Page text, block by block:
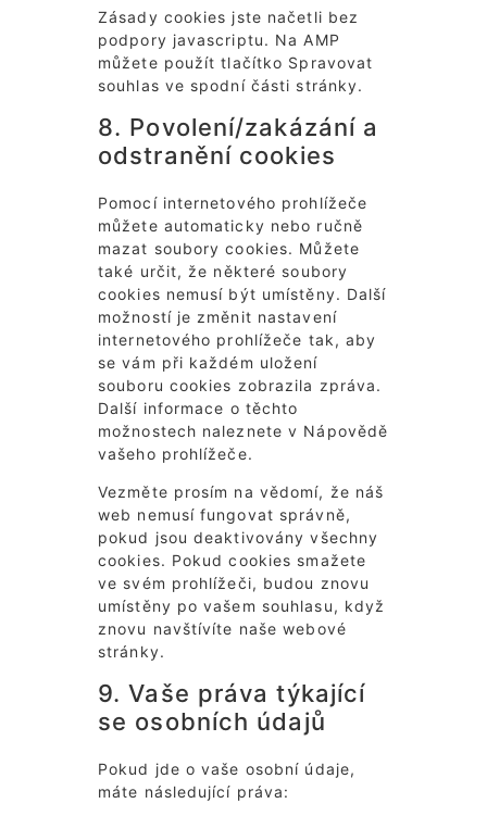
Zásady cookies jste načetli bez
podpory javascriptu. Na AMP
můžete použít tlačítko Spravovat
souhlas ve spodní části stránky.
8. Povolení/zakázání a
odstranění cookies
Pomocí internetového prohlížeče
můžete automaticky nebo ručně
mazat soubory cookies. Můžete
také určit, že některé soubory
cookies nemusí být umístěny. Další
možností je změnit nastavení
internetového prohlížeče tak, aby
se vám při každém uložení
souboru cookies zobrazila zpráva.
Další informace o těchto
možnostech naleznete v Nápovědě
vašeho prohlížeče.
Vezměte prosím na vědomí, že náš
web nemusí fungovat správně,
pokud jsou deaktivovány všechny
cookies. Pokud cookies smažete
ve svém prohlížeči, budou znovu
umístěny po vašem souhlasu, když
znovu navštívíte naše webové
stránky.
9. Vaše práva týkající
se osobních údajů
Pokud jde o vaše osobní údaje,
máte následující práva: